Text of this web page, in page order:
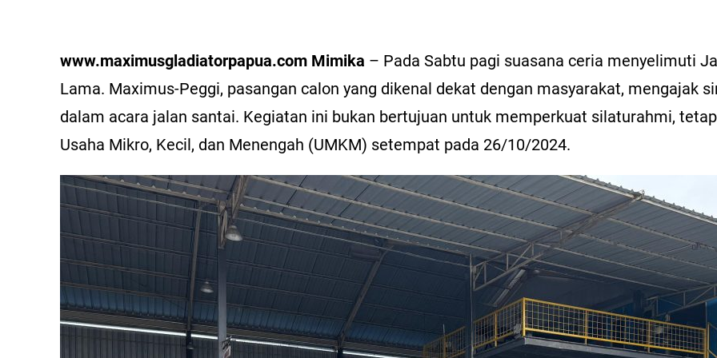
www.maximusgladiatorpapua.com Mimika – Pada Sabtu pagi suasana ceria menyelimuti
Lama. Maximus-Peggi, pasangan calon yang dikenal dekat dengan masyarakat, mengajak
dalam acara jalan santai. Kegiatan ini bukan bertujuan untuk memperkuat silaturahmi,
Usaha Mikro, Kecil, dan Menengah (UMKM) setempat pada 26/10/2024.